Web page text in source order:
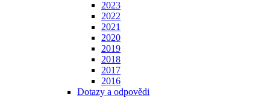
2023
2022
2021
2020
2019
2018
2017
2016
Dotazy a odpovědi